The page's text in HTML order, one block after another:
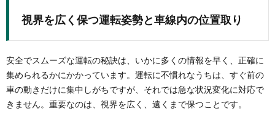
視界を広く保つ運転姿勢と車線内の位置取り
安全でスムーズな運転の秘訣は、いかに多くの情報を早く、正確に
集められるかにかかっています。運転に不慣れなうちは、すぐ前の
車の動きだけに集中しがちですが、それでは急な状況変化に対応で
きません。重要なのは、視界を広く、遠くまで保つことです。